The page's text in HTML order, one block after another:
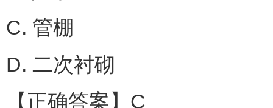
C. 管棚
D. 二次衬砌
【正确答案】C